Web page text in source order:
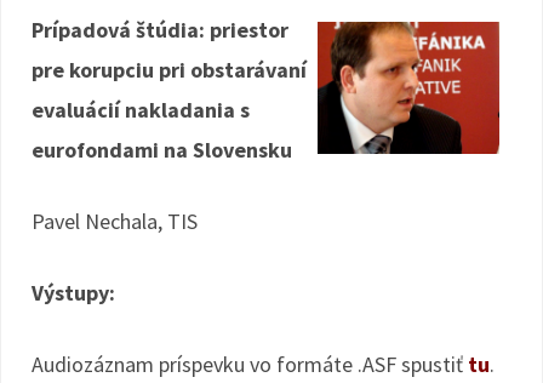
Prípadová štúdia: priestor
pre korupciu pri obstarávaní
evaluácií nakladania s
eurofondami na Slovensku
Pavel Nechala, TIS
Výstupy:
Audiozáznam príspevku vo formáte .ASF spustiť tu.